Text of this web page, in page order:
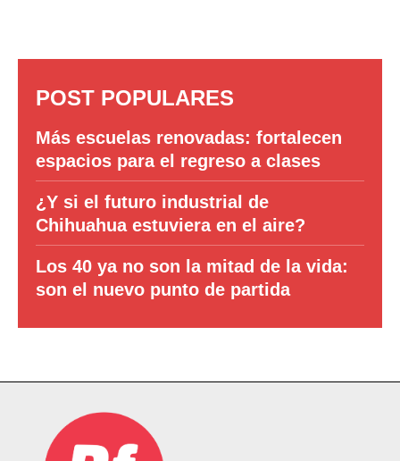
POST POPULARES
Más escuelas renovadas: fortalecen
espacios para el regreso a clases
¿Y si el futuro industrial de
Chihuahua estuviera en el aire?
Los 40 ya no son la mitad de la vida:
son el nuevo punto de partida